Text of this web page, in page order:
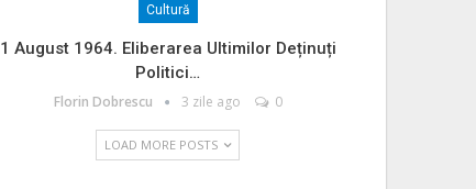
Cultură
1 August 1964. Eliberarea Ultimilor Deținuți
Politici…
Florin Dobrescu 3 zile ago 0
LOAD MORE POSTS